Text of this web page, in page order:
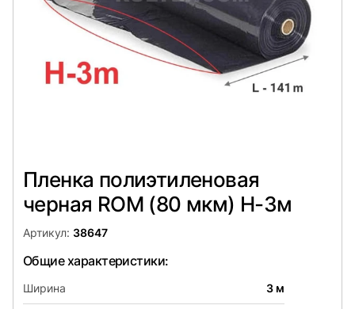
Пленка полиэтиленовая
черная ROM (80 мкм) Н-3м
Артикул: 38647
Общие характеристики:
Ширина 3 м